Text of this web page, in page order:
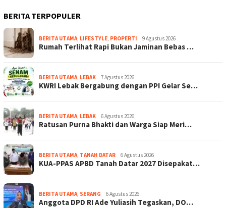
BERITA TERPOPULER
BERITA UTAMA, LIFESTYLE, PROPERTI 9 Agustus 2026
Rumah Terlihat Rapi Bukan Jaminan Bebas …
BERITA UTAMA, LEBAK 7 Agustus 2026
KWRI Lebak Bergabung dengan PPI Gelar Se…
BERITA UTAMA, LEBAK 6 Agustus 2026
Ratusan Purna Bhakti dan Warga Siap Meri…
BERITA UTAMA, TANAH DATAR 6 Agustus 2026
KUA-PPAS APBD Tanah Datar 2027 Disepakat…
BERITA UTAMA, SERANG 6 Agustus 2026
Anggota DPD RI Ade Yuliasih Tegaskan, DO…